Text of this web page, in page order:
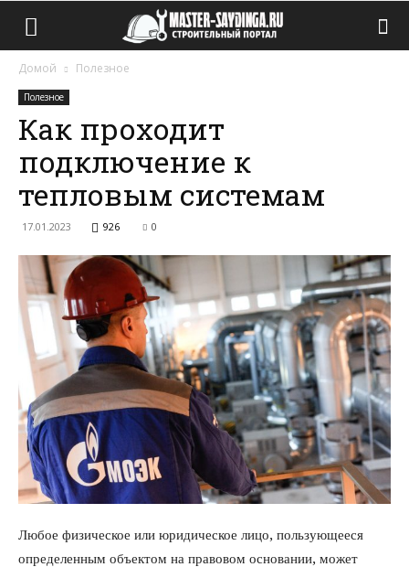
Домой Полезное
Полезное
Как проходит
подключение к
тепловым системам
17.01.2023 926 0
Любое физическое или юридическое лицо, пользующееся
определенным объектом на правовом основании, может